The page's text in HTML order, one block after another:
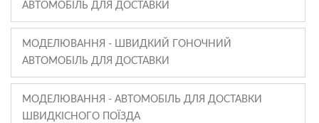
АВТОМОБІЛЬ ДЛЯ ДОСТАВКИ
МОДЕЛЮВАННЯ - ШВИДКИЙ ГОНОЧНИЙ
АВТОМОБІЛЬ ДЛЯ ДОСТАВКИ
МОДЕЛЮВАННЯ - АВТОМОБІЛЬ ДЛЯ ДОСТАВКИ
ШВИДКІСНОГО ПОЇЗДА